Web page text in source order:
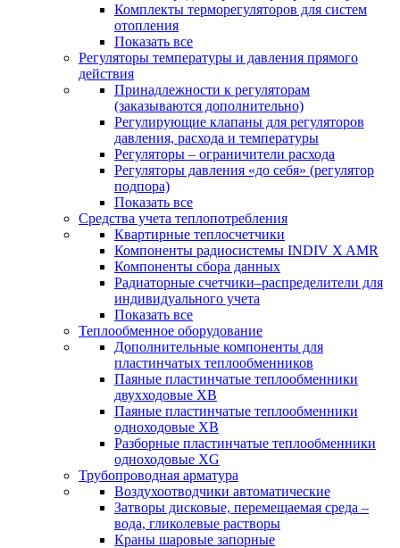
Комплекты терморегуляторов для систем
отопления
Показать все
Регуляторы температуры и давления прямого
действия
Принадлежности к регуляторам
(заказываются дополнительно)
Регулирующие клапаны для регуляторов
давления, расхода и температуры
Регуляторы – ограничители расхода
Регуляторы давления «до себя» (регулятор
подпора)
Показать все
Средства учета теплопотребления
Квартирные теплосчетчики
Компоненты радиосистемы INDIV X AMR
Компоненты сбора данных
Радиаторные счетчики–распределители для
индивидуального учета
Показать все
Теплообменное оборудование
Дополнительные компоненты для
пластинчатых теплообменников
Паяные пластинчатые теплообменники
двухходовые XB
Паяные пластинчатые теплообменники
одноходовые ХВ
Разборные пластинчатые теплообменники
одноходовые ХG
Трубопроводная арматура
Воздухоотводчики автоматические
Затворы дисковые, перемещаемая среда –
вода, гликолевые растворы
Краны шаровые запорные